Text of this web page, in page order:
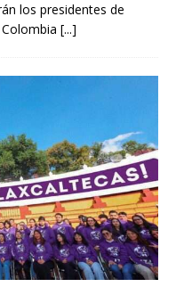
los presidentes de
[...]